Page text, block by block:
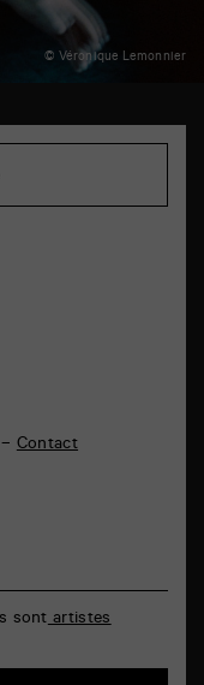
© Véronique Lemonnier
Contact
sontartistes